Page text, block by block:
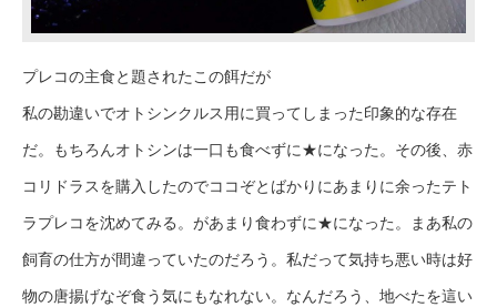
プレコの主食と題されたこの餌だが
私の勘違いでオトシンクルス用に買ってしまった印象的な存在
だ。もちろんオトシンは一口も食べずに★になった。その後、赤
コリドラスを購入したのでココぞとばかりにあまりに余ったテト
ラプレコを沈めてみる。があまり食わずに★になった。まあ私の
飼育の仕方が間違っていたのだろう。私だって気持ち悪い時は好
物の唐揚げなぞ食う気にもなれない。なんだろう、地べたを這い